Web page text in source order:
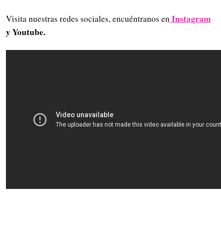
Visita nuestras redes sociales, encuéntranos enInstagram
y Youtube.